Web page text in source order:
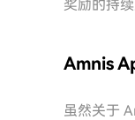
奖励的持
Amnis
虽然关于